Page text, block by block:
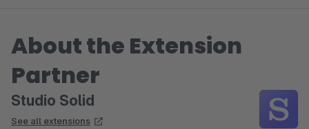
About the Extension
Partner
Studio Solid
See all extensions